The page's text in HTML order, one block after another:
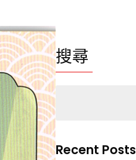
搜尋
Recent Posts